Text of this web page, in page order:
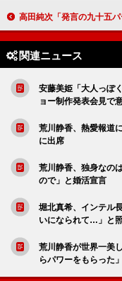
高田純次「発言の九十五パーセントはうそ」 「５５歳以上は下着は
関連ニュース
安藤美姫「大人っぽ
ョー制作発表会見で
荒川静香、熱愛報道
に出席
荒川静香、独身なの
ので」と婚活宣言
堀北真希、インテル
いになられて…」と
荒川静香が世界一美
らパワーをもらった」